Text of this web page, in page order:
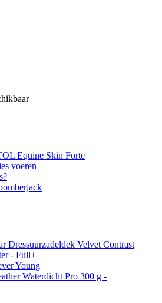
Equine Skin Forte
voeren
Dressuurzadeldek Velvet Contrast
- Full+
Young
Waterdicht Pro 300 g -